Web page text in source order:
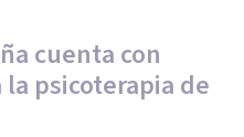
cuenta con
psicoterapia de